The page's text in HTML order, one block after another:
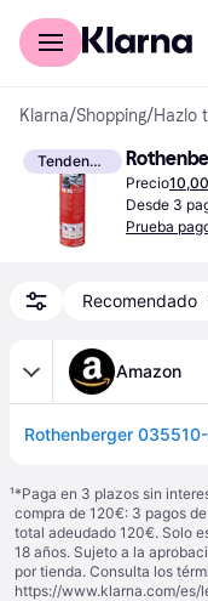
Comprar con Klarna
Klarna/Shopping/Hazlo
Tendencia
Precio
Desde 3
Prueba
Recomendado
Amazon
¹*Paga en 3 plazos sin
compra de 120€: 3 pagos
total adeudado 120€. Solo
18 años. Sujeto a la
por tienda. Consulta los
https://www.klarna.com/es/